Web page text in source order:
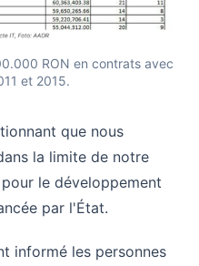
RON en contrats avec
et 2015.
que nous
la limite de notre
le développement
par l'État.
informé les personnes